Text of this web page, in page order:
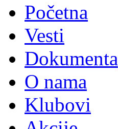
Početna
Vesti
Dokumenta
O nama
Klubovi